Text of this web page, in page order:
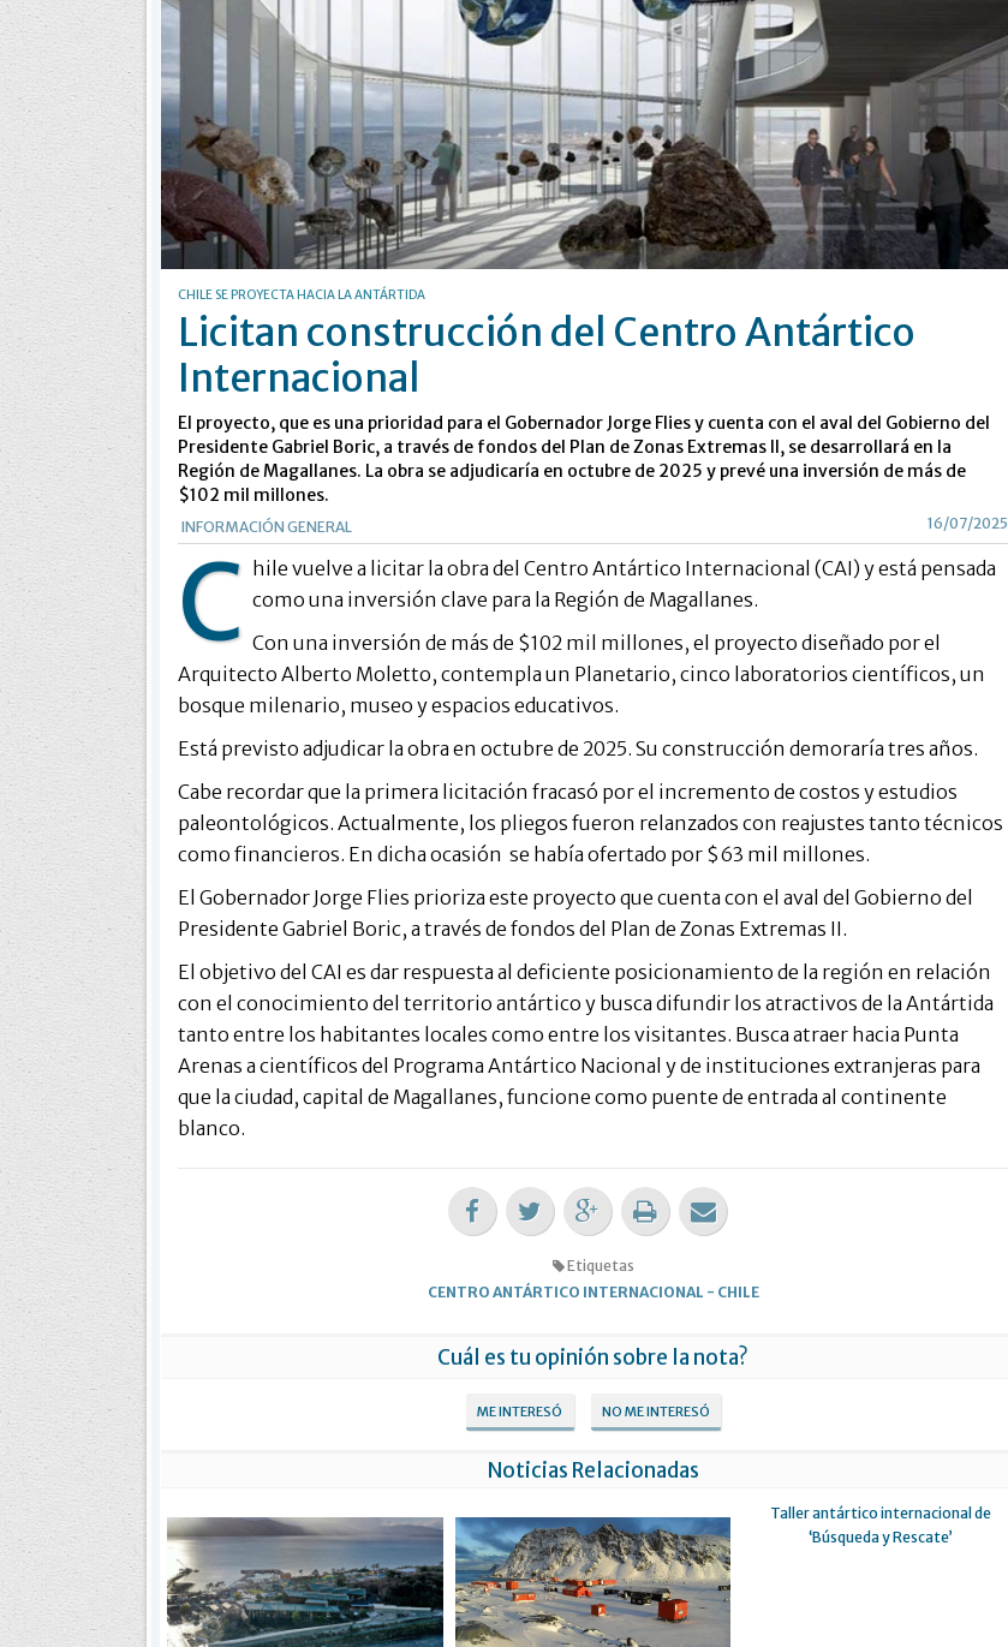
CHILE SE PROYECTA HACIA LA ANTÁRTIDA
Licitan construcción del Centro Antártico
Internacional
El proyecto, que es una prioridad para el Gobernador Jorge Flies y cuenta con el aval del Gobierno del
Presidente Gabriel Boric, a través de fondos del Plan de Zonas Extremas II, se desarrollará en la
Región de Magallanes. La obra se adjudicaría en octubre de 2025 y prevé una inversión de más de
$102 mil millones.
INFORMACIÓN GENERAL 16/07/2025
C
hile vuelve a licitar la obra del Centro Antártico Internacional (CAI) y está pensada
como una inversión clave para la Región de Magallanes.
Con una inversión de más de $102 mil millones, el proyecto diseñado por el
Arquitecto Alberto Moletto, contempla un Planetario, cinco laboratorios científicos, un
bosque milenario, museo y espacios educativos.
Está previsto adjudicar la obra en octubre de 2025. Su construcción demoraría tres años.
Cabe recordar que la primera licitación fracasó por el incremento de costos y estudios
paleontológicos. Actualmente, los pliegos fueron relanzados con reajustes tanto técnicos
como financieros. En dicha ocasión se había ofertado por $63 mil millones.
El Gobernador Jorge Flies prioriza este proyecto que cuenta con el aval del Gobierno del
Presidente Gabriel Boric, a través de fondos del Plan de Zonas Extremas II.
El objetivo del CAI es dar respuesta al deficiente posicionamiento de la región en relación
con el conocimiento del territorio antártico y busca difundir los atractivos de la Antártida
tanto entre los habitantes locales como entre los visitantes. Busca atraer hacia Punta
Arenas a científicos del Programa Antártico Nacional y de instituciones extranjeras para
que la ciudad, capital de Magallanes, funcione como puente de entrada al continente
blanco.
Etiquetas
CENTRO ANTÁRTICO INTERNACIONAL - CHILE
Cuál es tu opinión sobre la nota?
ME INTERESÓ NO ME INTERESÓ
Noticias Relacionadas
Taller antártico internacional de
‘Búsqueda y Rescate’